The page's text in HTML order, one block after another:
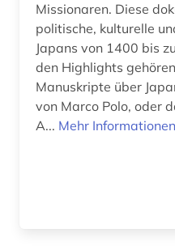
internationale agentur für erneuerbare
energien (1)
jahrbuch (2)
Missionaren. Diese
politische, kulturelle
Japans von 1400 bis
den Highlights
Manuskripte über
von Marco Polo, oder
A... Mehr Informationen